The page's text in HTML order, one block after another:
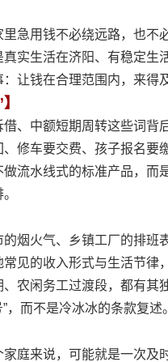
急用钱不必绕远路，也不
实生活在济阳、有稳定生
让钱在合理范围内，来得
、中额短期周转这些词背
修车要交费、孩子报名要
流水线式的标准产品，而
烟火气、乡镇工厂的排班
见的收入形式与生活节律
农闲务工过渡段，都有其
，而不是冷冰冰的条款复述。
庭来说，可能就是一次及